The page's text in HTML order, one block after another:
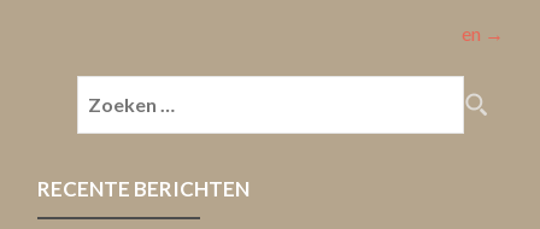
navigation
en →
naar:
RECENTE BERICHTEN